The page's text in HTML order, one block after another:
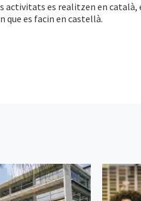
activitats es realitzen en català,
que es facin en castellà.